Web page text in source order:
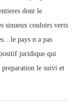
dont le
sinueux couloirs verts
pays n a pas
juridique qui
preparation le suivi et